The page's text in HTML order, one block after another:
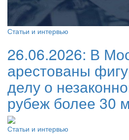
Статьи и интервью
26.06.2026: В
арестованы
делу о
рубеж более 30
Статьи и интервью